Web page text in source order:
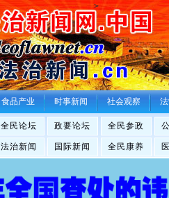
>
食品产业 时事新闻 社会观察
全民论坛 政要论坛 全民参政
法治新闻 国际新闻 全民康养